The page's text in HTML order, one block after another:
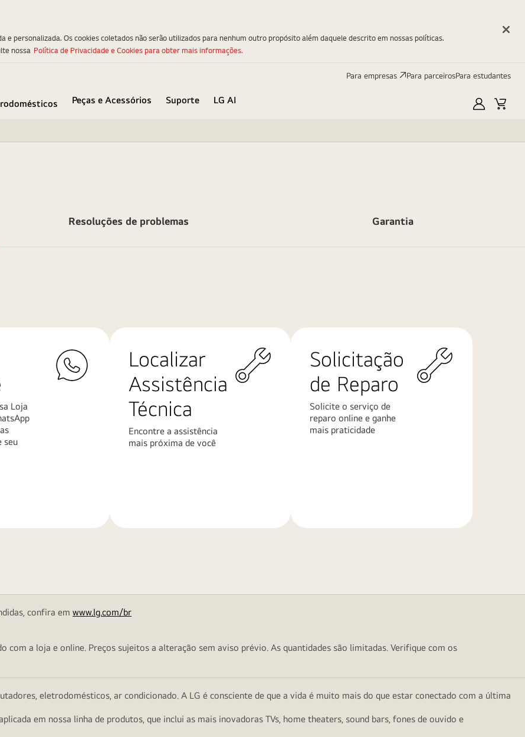
Para empresas Para parceirosPara estudantes
Peças e Acessórios Suporte
LG AI
Minha
Resoluções de problemas Garantia
Loja
seu
Localizar
Assistência
Técnica
Encontre a assistência
mais próxima de você
Solicitação
de Reparo
Solicite o serviço de
reparo online e ganhe
mais praticidade
confira em www.lg.com/br
com a loja e online. Preços sujeitos a alteração sem aviso prévio. As quantidades são limitadas. Verifique com os
eletrodomésticos, ar condicionado. A LG é consciente de que a vida é muito mais do que estar conectado com a última
em nossa linha de produtos, que inclui as mais inovadoras TVs, home theaters, sound bars, fones de ouvido e
personalizada. Os cookies coletados não serão utilizados para nenhum outro propósito além daquele descrito em nossas políticas.
nossa Política de Privacidade e Cookies para obter mais informações.